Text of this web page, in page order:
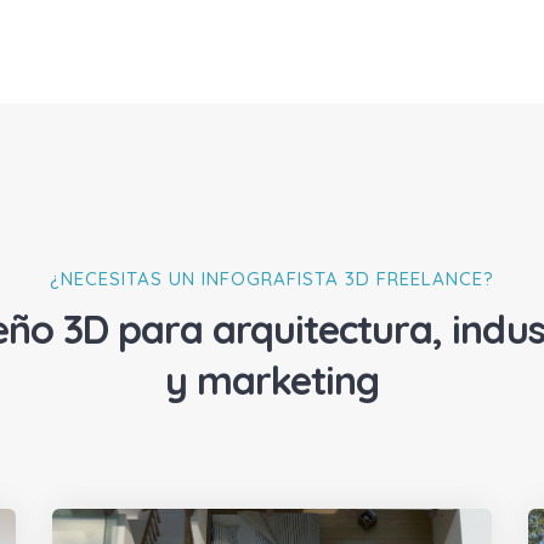
¿NECESITAS UN INFOGRAFISTA 3D FREELANCE?
3D para arquitectura,
y marketing